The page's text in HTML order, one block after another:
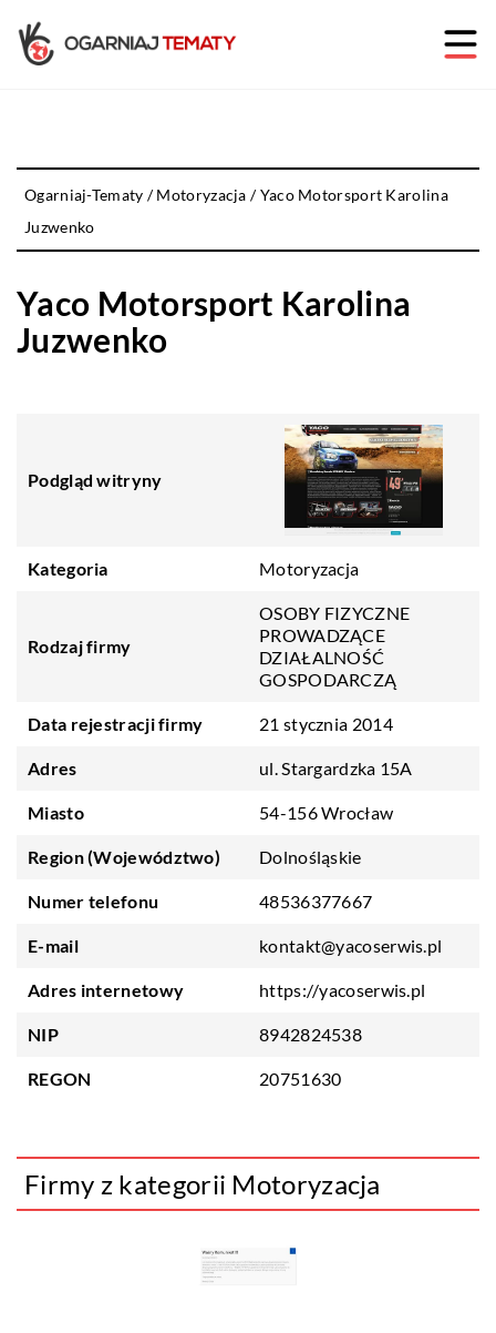
Ogarniaj-Tematy /Motoryzacja /Yaco Motorsport Karolina
Juzwenko
Yaco Motorsport Karolina
Juzwenko
Podgląd witryny
Kategoria Motoryzacja
Rodzaj firmy
OSOBY FIZYCZNE
PROWADZĄCE
DZIAŁALNOŚĆ
GOSPODARCZĄ
Data rejestracji firmy 21 stycznia 2014
Adres ul. Stargardzka 15A
Miasto 54-156 Wrocław
Region (Województwo) Dolnośląskie
Numer telefonu 48536377667
E-mail kontakt@yacoserwis.pl
Adres internetowy https://yacoserwis.pl
NIP 8942824538
REGON 20751630
Firmy z kategorii Motoryzacja